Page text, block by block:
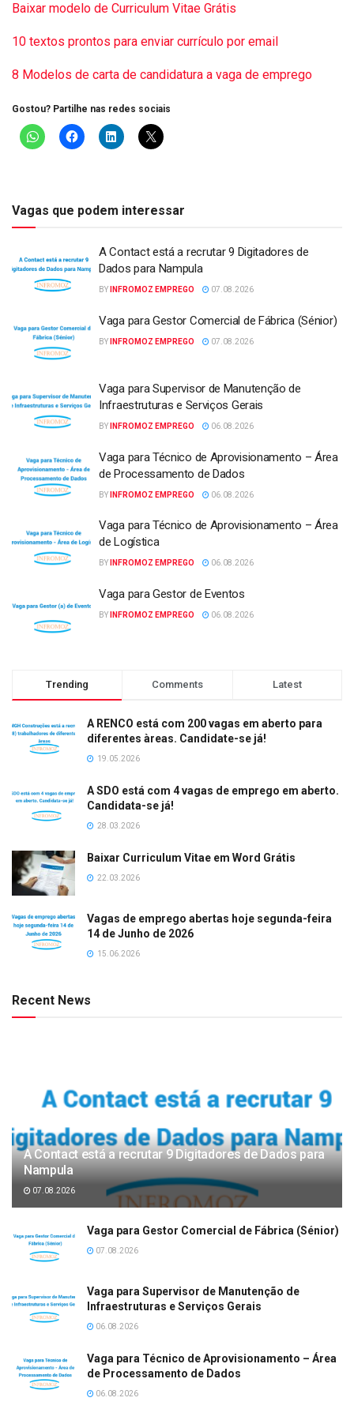
Baixar modelo de Curriculum Vitae Grátis
10 textos prontos para enviar currículo por email
8 Modelos de carta de candidatura a vaga de emprego
Gostou? Partilhe nas redes sociais
Vagas que podem interessar
A Contact está a recrutar 9 Digitadores de
Dados para Nampula
BY INFROMOZ EMPREGO 07.08.2026
Vaga para Gestor Comercial de Fábrica (Sénior)
BY INFROMOZ EMPREGO 07.08.2026
Vaga para Supervisor de Manutenção de
Infraestruturas e Serviços Gerais
BY INFROMOZ EMPREGO 06.08.2026
Vaga para Técnico de Aprovisionamento – Área
de Processamento de Dados
BY INFROMOZ EMPREGO 06.08.2026
Vaga para Técnico de Aprovisionamento – Área
de Logística
BY INFROMOZ EMPREGO 06.08.2026
Vaga para Gestor de Eventos
BY INFROMOZ EMPREGO 06.08.2026
Trending Comments Latest
A RENCO está com 200 vagas em aberto para
diferentes àreas. Candidate-se já!
19.05.2026
A SDO está com 4 vagas de emprego em aberto.
Candidata-se já!
28.03.2026
Baixar Curriculum Vitae em Word Grátis
22.03.2026
Vagas de emprego abertas hoje segunda-feira
14 de Junho de 2026
15.06.2026
Recent News
A Contact está a recrutar 9 Digitadores de Dados para
Nampula
07.08.2026
Vaga para Gestor Comercial de Fábrica (Sénior)
07.08.2026
Vaga para Supervisor de Manutenção de
Infraestruturas e Serviços Gerais
06.08.2026
Vaga para Técnico de Aprovisionamento – Área
de Processamento de Dados
06.08.2026